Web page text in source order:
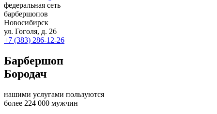
федеральная сеть
барбершопов
Новосибирск
ул. Гоголя, д. 26
+7 (383) 286-12-26
Барбершоп
Бородач
нашими услугами пользуются
более 224 000 мужчин